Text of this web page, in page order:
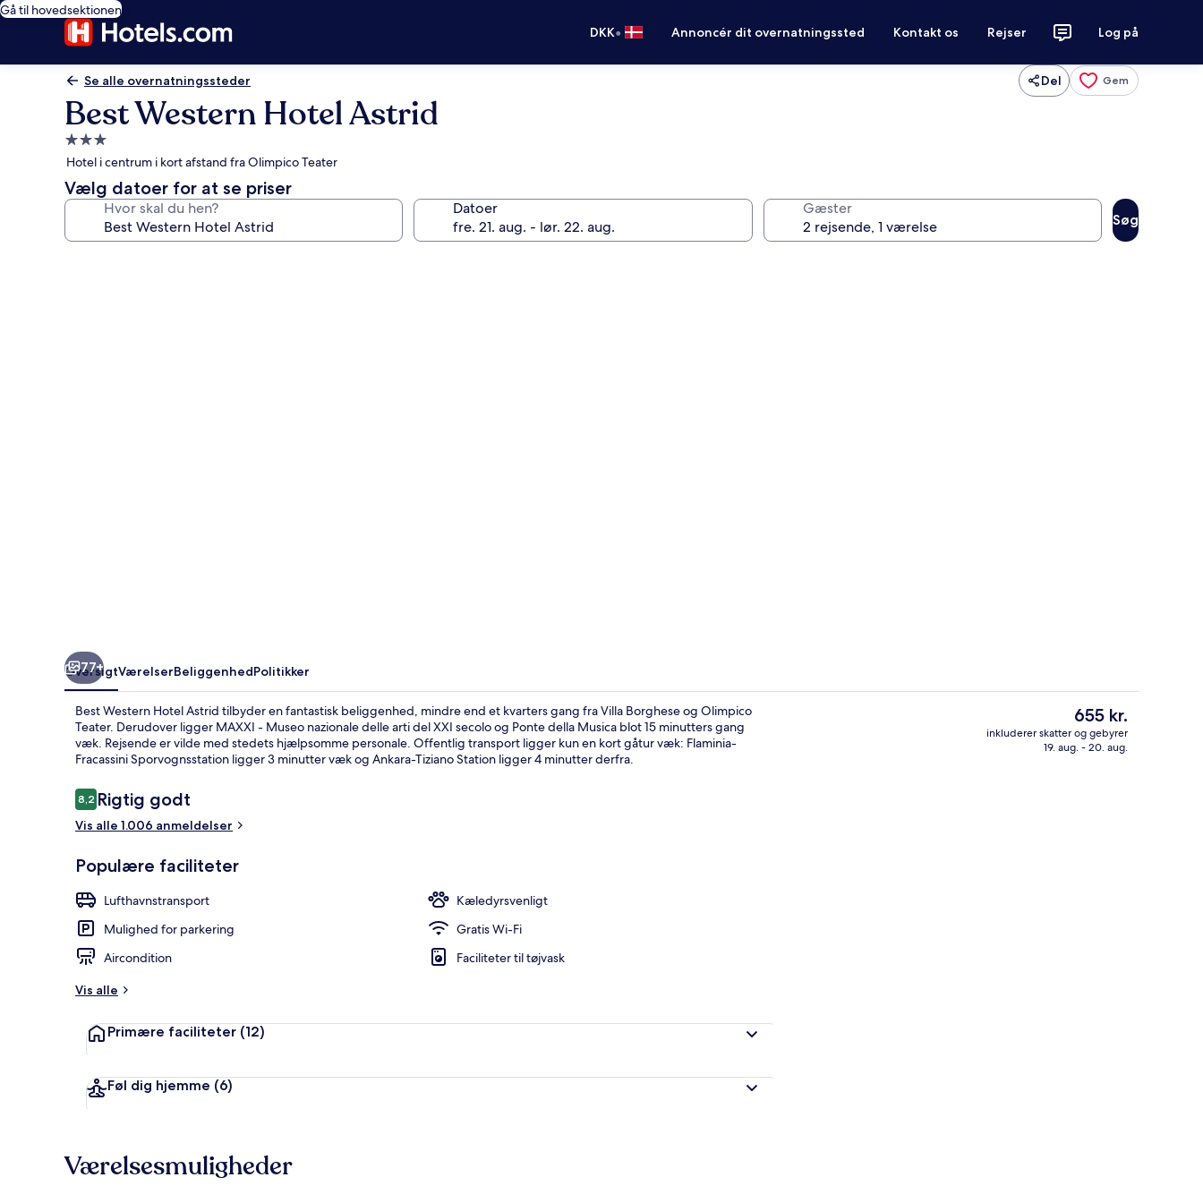
Gå til hovedsektionen
DKK• Annoncér dit overnatningssted Kontakt os Rejser Log på
Se alle overnatningssteder Del Gem
Best Western Hotel Astrid
3.0-
stjernet
overnatningssted
Hotel i centrum i kort afstand fra Olimpico Teater
Vælg datoer for at se priser
Hvor skal du hen? Datoer Gæster
Søg
77+
OversigtVærelserBeliggenhedPolitikker
Best Western Hotel Astrid tilbyder en fantastisk beliggenhed, mindre end et kvarters gang fra Villa Borghese og Olimpico
Teater. Derudover ligger MAXXI - Museo nazionale delle arti del XXI secolo og Ponte della Musica blot 15 minutters gang
væk. Rejsende er vilde med stedets hjælpsomme personale. Offentlig transport ligger kun en kort gåtur væk: Flaminia-
Fracassini Sporvognsstation ligger 3 minutter væk og Ankara-Tiziano Station ligger 4 minutter derfra.
Anmeldelser
8,28,2 ud af 10.
Rigtig godt
Vis alle 1.006 anmeldelser
Populære faciliteter
Lufthavnstransport
Kæledyrsvenligt
Mulighed for parkering
Gratis Wi-Fi
Aircondition
Faciliteter til tøjvask
Vis alle
Primære faciliteter (12)
Føl dig hjemme (6)
Den
nuværende
pris
655 kr.
inkluderer skatter og gebyrer
19. aug. - 20. aug.
Værelsesmuligheder